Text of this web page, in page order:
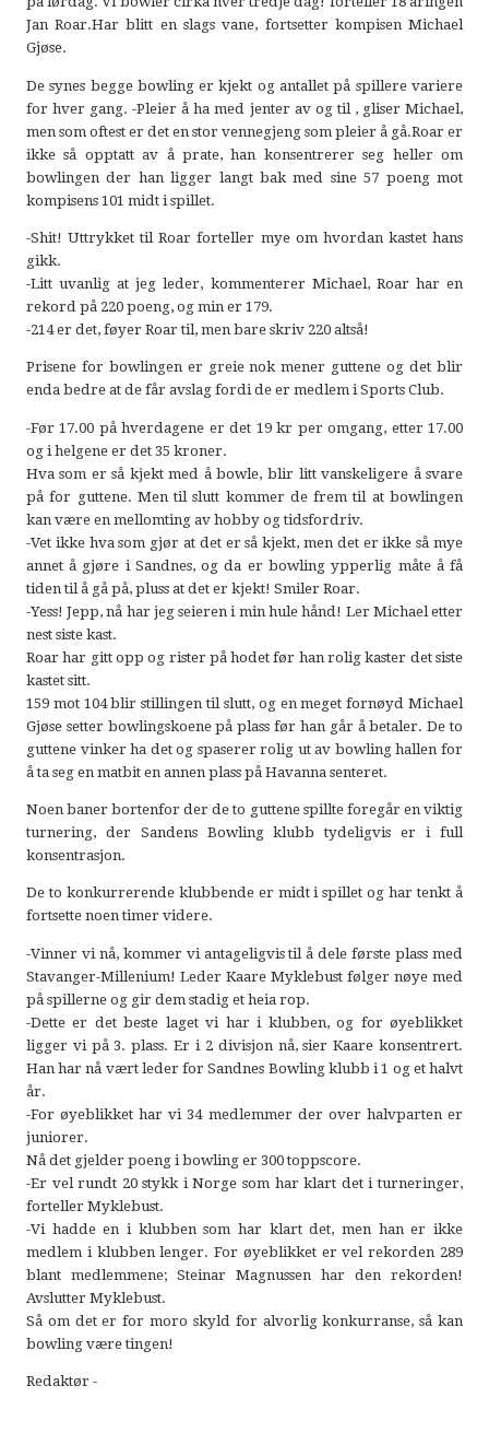
Jan Roar.Har blitt en slags vane, fortsetter kompisen Michael
Gjøse.
De synes begge bowling er kjekt og antallet på spillere variere
for hver gang. -Pleier å ha med jenter av og til , gliser Michael,
men som oftest er det en stor vennegjeng som pleier å gå.Roar er
ikke så opptatt av å prate, han konsentrerer seg heller om
bowlingen der han ligger langt bak med sine 57 poeng mot
kompisens 101 midt i spillet.
-Shit! Uttrykket til Roar forteller mye om hvordan kastet hans
gikk.
-Litt uvanlig at jeg leder, kommenterer Michael, Roar har en
rekord på 220 poeng, og min er 179.
-214 er det, føyer Roar til, men bare skriv 220 altså!
Prisene for bowlingen er greie nok mener guttene og det blir
enda bedre at de får avslag fordi de er medlem i Sports Club.
-Før 17.00 på hverdagene er det 19 kr per omgang, etter 17.00
og i helgene er det 35 kroner.
Hva som er så kjekt med å bowle, blir litt vanskeligere å svare
på for guttene. Men til slutt kommer de frem til at bowlingen
kan være en mellomting av hobby og tidsfordriv.
-Vet ikke hva som gjør at det er så kjekt, men det er ikke så mye
annet å gjøre i Sandnes, og da er bowling ypperlig måte å få
tiden til å gå på, pluss at det er kjekt! Smiler Roar.
-Yess! Jepp, nå har jeg seieren i min hule hånd! Ler Michael etter
nest siste kast.
Roar har gitt opp og rister på hodet før han rolig kaster det siste
kastet sitt.
159 mot 104 blir stillingen til slutt, og en meget fornøyd Michael
Gjøse setter bowlingskoene på plass før han går å betaler. De to
guttene vinker ha det og spaserer rolig ut av bowling hallen for
å ta seg en matbit en annen plass på Havanna senteret.
Noen baner bortenfor der de to guttene spillte foregår en viktig
turnering, der Sandens Bowling klubb tydeligvis er i full
konsentrasjon.
De to konkurrerende klubbende er midt i spillet og har tenkt å
fortsette noen timer videre.
-Vinner vi nå, kommer vi antageligvis til å dele første plass med
Stavanger-Millenium! Leder Kaare Myklebust følger nøye med
på spillerne og gir dem stadig et heia rop.
-Dette er det beste laget vi har i klubben, og for øyeblikket
ligger vi på 3. plass. Er i 2 divisjon nå, sier Kaare konsentrert.
Han har nå vært leder for Sandnes Bowling klubb i 1 og et halvt
år.
-For øyeblikket har vi 34 medlemmer der over halvparten er
juniorer.
Nå det gjelder poeng i bowling er 300 toppscore.
-Er vel rundt 20 stykk i Norge som har klart det i turneringer,
forteller Myklebust.
-Vi hadde en i klubben som har klart det, men han er ikke
medlem i klubben lenger. For øyeblikket er vel rekorden 289
blant medlemmene; Steinar Magnussen har den rekorden!
Avslutter Myklebust.
Så om det er for moro skyld for alvorlig konkurranse, så kan
bowling være tingen!
Redaktør -